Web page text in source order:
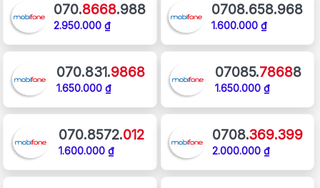
070.8668.988
2.950.000 ₫
0708.658.968
1.600.000 ₫
070.831.9868
1.650.000 ₫
07085.78688
1.650.000 ₫
070.8572.012
1.600.000 ₫
0708.369.399
2.000.000 ₫